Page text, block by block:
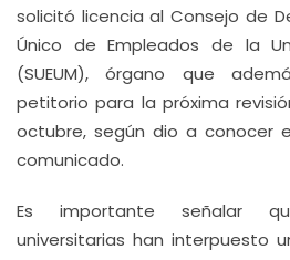
solicitó licencia al Consejo de
Único de Empleados de la
(SUEUM), órgano que
petitorio para la próxima
octubre, según dio a conocer
comunicado.
Es importante señalar
universitarias han interpuesto